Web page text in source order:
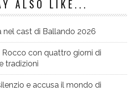
ALSO LIKE...
nel cast di Ballando 2026
Rocco con quattro giorni di
tradizioni
e accusa il mondo di